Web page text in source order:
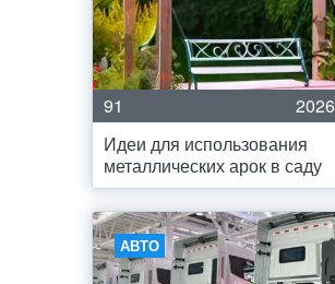
91
Идеи для использования
металлических арок в саду
АВТО